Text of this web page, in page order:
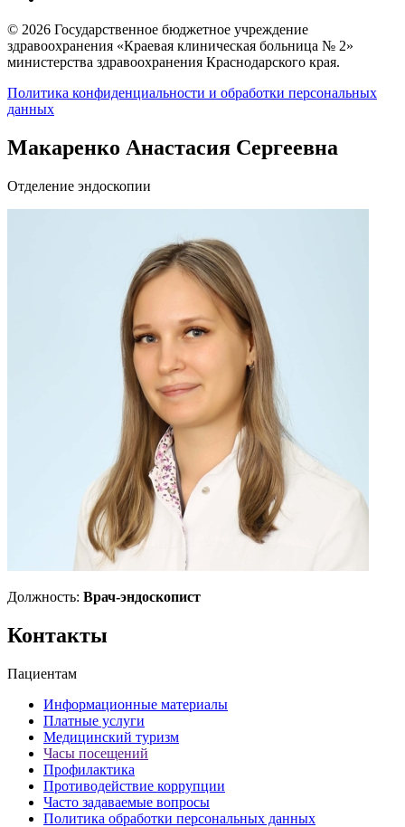
© 2026 Государственное бюджетное учреждение
здравоохранения «Краевая клиническая больница № 2»
министерства здравоохранения Краснодарского края.
Политика конфиденциальности и обработки персональных
данных
Макаренко Анастасия Сергеевна
Отделение эндоскопии
Должность: Врач-эндоскопист
Контакты
Пациентам
Информационные материалы
Платные услуги
Медицинский туризм
Часы посещений
Профилактика
Противодействие коррупции
Часто задаваемые вопросы
Политика обработки персональных данных